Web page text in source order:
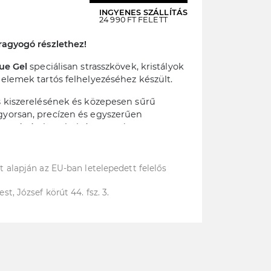
INGYENES SZÁLLÍTÁS
24 990 FT FELETT
részlethez!
Gel speciálisan strasszkövek, kristályok
tartós felhelyezéséhez készült.
és közepesen sűrű
precízen és egyszerűen
részlet a helyén marad.
strasszokhoz és díszítőelemekhez
kényelmes felvitelért
igénybevétel mellett is.
alapján az EU-ban letelepedett felelős
József körút 44. fsz. 3.